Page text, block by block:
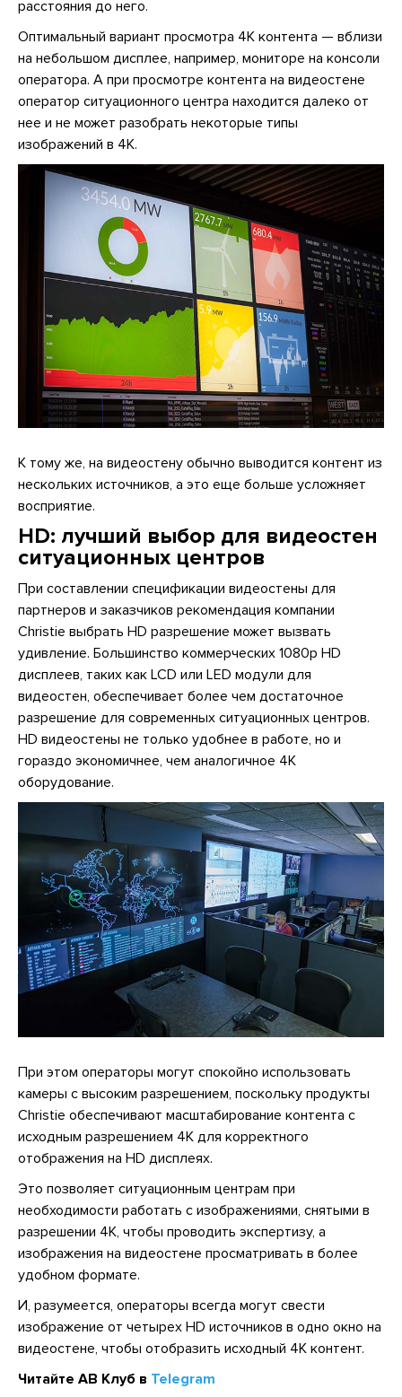
расстояния до него.
Оптимальный вариант просмотра 4К контента — вблизи
на небольшом дисплее, например, мониторе на консоли
оператора. А при просмотре контента на видеостене
оператор ситуационного центра находится далеко от
нее и не может разобрать некоторые типы
изображений в 4К.
К тому же, на видеостену обычно выводится контент из
нескольких источников, а это еще больше усложняет
восприятие.
HD: лучший выбор для видеостен
ситуационных центров
При составлении спецификации видеостены для
партнеров и заказчиков рекомендация компании
Christie выбрать HD разрешение может вызвать
удивление. Большинство коммерческих 1080p HD
дисплеев, таких как LCD или LED модули для
видеостен, обеспечивает более чем достаточное
разрешение для современных ситуационных центров.
HD видеостены не только удобнее в работе, но и
гораздо экономичнее, чем аналогичное 4К
оборудование.
При этом операторы могут спокойно использовать
камеры с высоким разрешением, поскольку продукты
Christie обеспечивают масштабирование контента с
исходным разрешением 4К для корректного
отображения на HD дисплеях.
Это позволяет ситуационным центрам при
необходимости работать с изображениями, снятыми в
разрешении 4К, чтобы проводить экспертизу, а
изображения на видеостене просматривать в более
удобном формате.
И, разумеется, операторы всегда могут свести
изображение от четырех HD источников в одно окно на
видеостене, чтобы отобразить исходный 4К контент.
Читайте АВ Клуб в Telegram